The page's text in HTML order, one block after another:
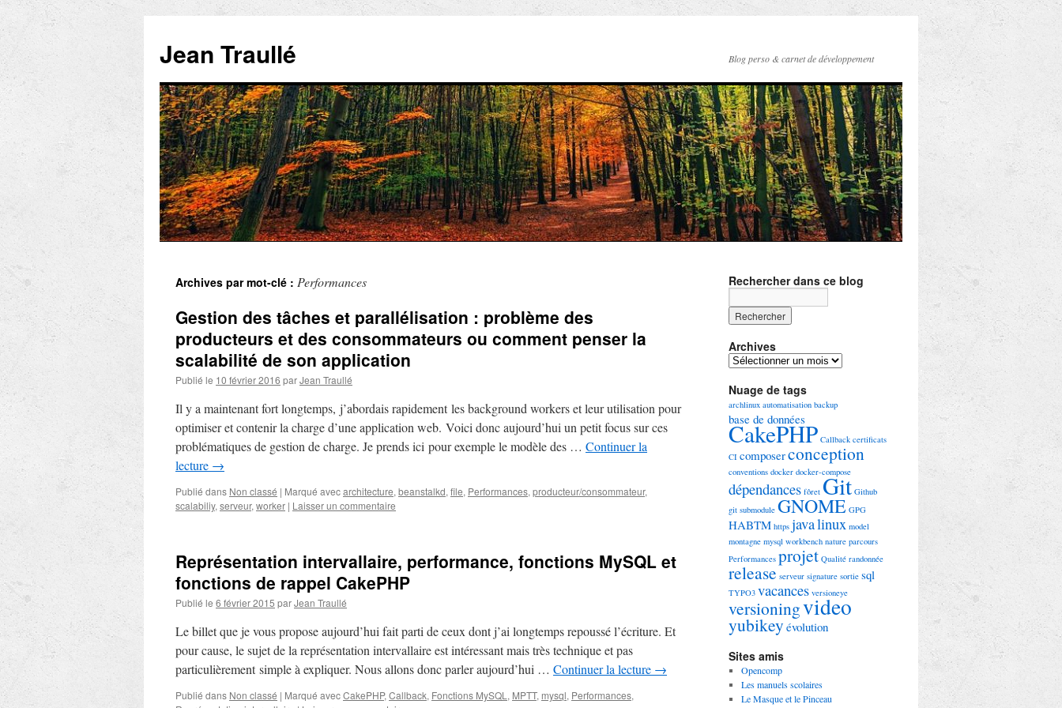
contenu
Jean Traullé Blog perso & carnet de développement
Archives par mot-clé : Performances
Gestion des tâches et parallélisation : problème des
producteurs et des consommateurs ou comment penser la
scalabilité de son application
Publié le 10 février 2016 parJean Traullé
Il y a maintenant fort longtemps, j’abordais rapidement les background workers et leur utilisation pour
optimiser et contenir la charge d’une application web. Voici donc aujourd’hui un petit focus sur ces
problématiques de gestion de charge. Je prends ici pour exemple le modèle des … Continuer la
lecture →
Publié dans Non classé | Marqué avecarchitecture, beanstalkd, file, Performances, producteur/consommateur,
scalabiliy, serveur, worker | Laisser un commentaire
Représentation intervallaire, performance, fonctions MySQL et
fonctions de rappel CakePHP
Publié le 6 février 2015 parJean Traullé
Le billet que je vous propose aujourd’hui fait parti de ceux dont j’ai longtemps repoussé l’écriture. Et
pour cause, le sujet de la représentation intervallaire est intéressant mais très technique et pas
particulièrement simple à expliquer. Nous allons donc parler aujourd’hui … Continuer la lecture →
Publié dans Non classé | Marqué avecCakePHP, Callback, Fonctions MySQL , MPTT, mysql, Performances,
Rechercher dans ce blog
Archives
Archives
Nuage de tags
archlinux automatisation backup
base de données
CakePHP Callback certificats
CI composerconception
conventions docker docker-compose
dépendances fôret Git Github
git submodule GNOME GPG
HABTM https javalinux model
montagne mysql workbench nature parcours
Performances projet Qualité randonnée
release serveur signature sortie sql
TYPO3 vacances versioneye
versioningvideo
yubikey évolution
Sites amis
Opencomp
Les manuels scolaires
Le Masque et le Pinceau